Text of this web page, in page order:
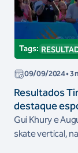
Tags:
09/09/2024• 3
Resultados
destaque
Gui Khury e
skate vertical,